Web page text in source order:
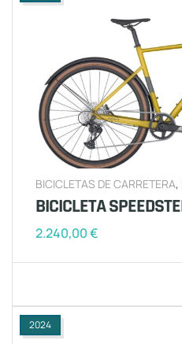
BICICLETAS DE CARRETERA,
BICICLETA
2.240,00€
2024